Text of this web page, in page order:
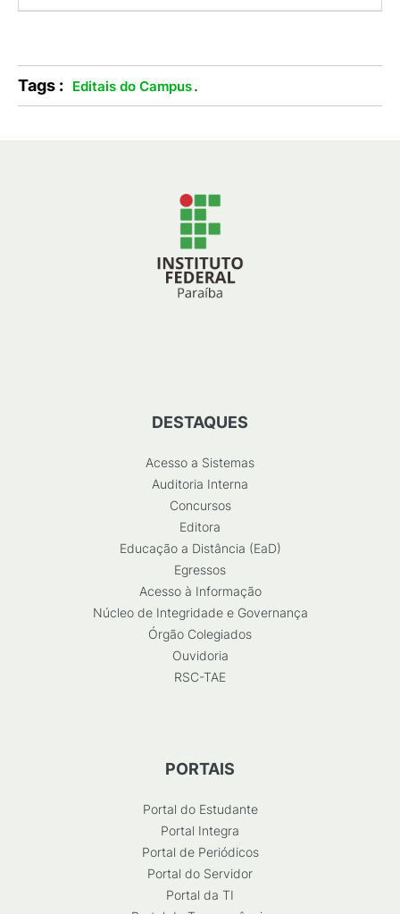
Tags : Editais do Campus.
DESTAQUES
Acesso a Sistemas
Auditoria Interna
Concursos
Editora
Educação a Distância (EaD)
Egressos
Acesso à Informação
Núcleo de Integridade e Governança
Órgão Colegiados
Ouvidoria
RSC-TAE
PORTAIS
Portal do Estudante
Portal Integra
Portal de Periódicos
Portal do Servidor
Portal da TI